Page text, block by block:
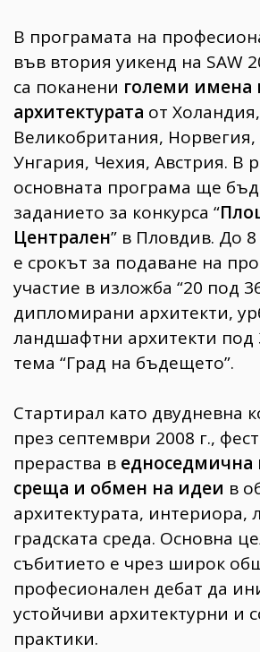
В програмата на
във втория уикенд на SAW
са поканени големи имена
архитектурата от Холандия,
Великобритания,
Унгария, Чехия, Австрия. В
основната програма ще
заданието за конкурса “
Централен” в Пловдив. До
е срокът за подаване на
участие в изложба “20 под
дипломирани архитекти,
ландшафтни архитекти под
тема “Град на бъдещето”.
Стартирал като двудневна
през септември 2008 г.,
прераства в едноседмична
среща и обмен на идеи в
архитектурата, интериора,
градската среда. Основна
събитието е чрез широк
професионален дебат да
устойчиви архитектурни и
практики.